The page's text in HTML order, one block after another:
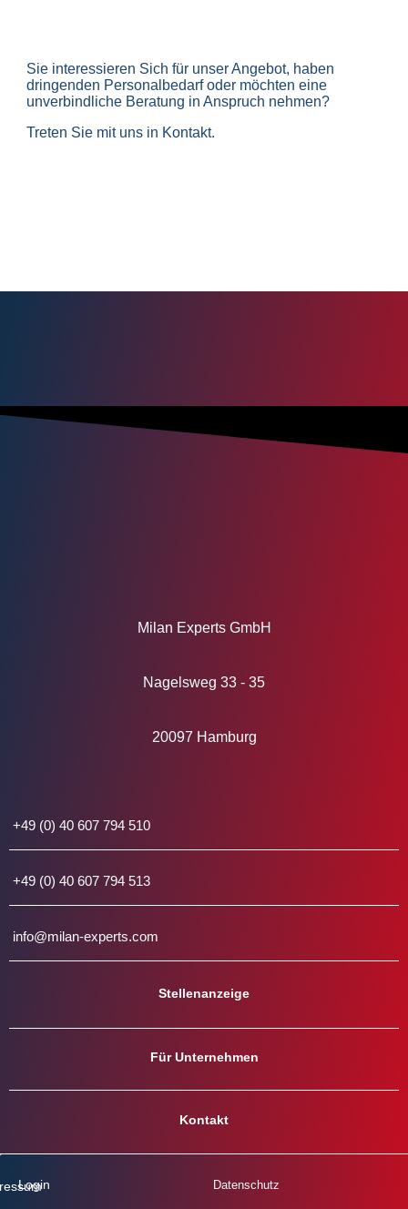
Sie interessieren Sich für unser Angebot, haben
dringenden Personalbedarf oder möchten eine
unverbindliche Beratung in Anspruch nehmen?
Treten Sie mit uns in Kontakt.
Milan Experts GmbH
Nagelsweg 33 - 35
20097 Hamburg
+49 (0) 40 607 794 510
+49 (0) 40 607 794 513
info@milan-experts.com
Stellenanzeige
Für Unternehmen
Kontakt
Datenschutz
Login